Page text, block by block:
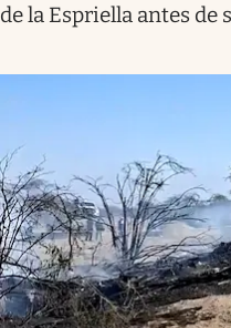
de la Espriella antes